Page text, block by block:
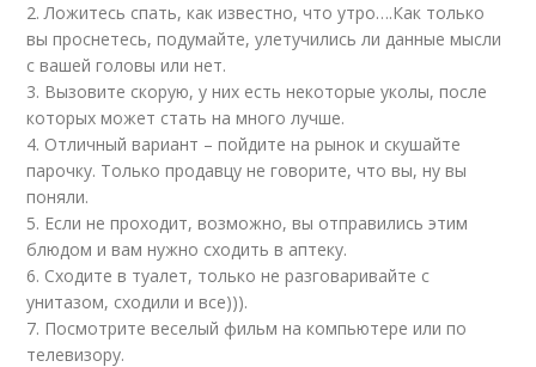
2. Ложитесь спать, как известно, что утро….Как только
вы проснетесь, подумайте, улетучились ли данные мысли
с вашей головы или нет.
3. Вызовите скорую, у них есть некоторые уколы, после
которых может стать на много лучше.
4. Отличный вариант – пойдите на рынок и скушайте
парочку. Только продавцу не говорите, что вы, ну вы
поняли.
5. Если не проходит, возможно, вы отправились этим
блюдом и вам нужно сходить в аптеку.
6. Сходите в туалет, только не разговаривайте с
унитазом, сходили и все))).
7. Посмотрите веселый фильм на компьютере или по
телевизору.